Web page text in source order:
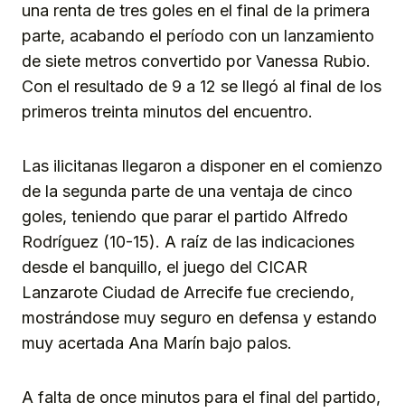
una renta de tres goles en el final de la primera
parte, acabando el período con un lanzamiento
de siete metros convertido por Vanessa Rubio.
Con el resultado de 9 a 12 se llegó al final de los
primeros treinta minutos del encuentro.
Las ilicitanas llegaron a disponer en el comienzo
de la segunda parte de una ventaja de cinco
goles, teniendo que parar el partido Alfredo
Rodríguez (10-15). A raíz de las indicaciones
desde el banquillo, el juego del CICAR
Lanzarote Ciudad de Arrecife fue creciendo,
mostrándose muy seguro en defensa y estando
muy acertada Ana Marín bajo palos.
A falta de once minutos para el final del partido,